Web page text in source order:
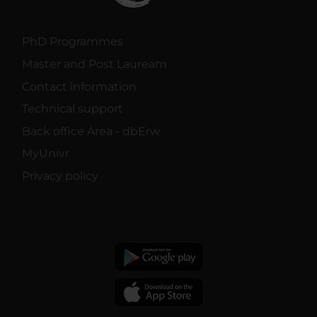
PhD Programmes
Master and Post Lauream
Contact information
Technical support
Back office Area - dbErw
MyUnivr
Privacy policy